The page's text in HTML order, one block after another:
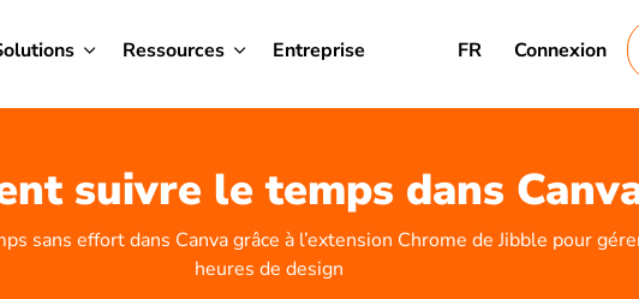
Ressources Entreprise FR Connexion
suivre le temps dans
sans effort dans Canva grâce à l’extension Chrome de Jibble pour
heures de design